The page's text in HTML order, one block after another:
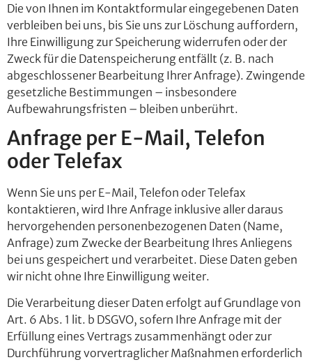
Die von Ihnen im Kontaktformular eingegebenen Daten
verbleiben bei uns, bis Sie uns zur Löschung auffordern,
Ihre Einwilligung zur Speicherung widerrufen oder der
Zweck für die Datenspeicherung entfällt (z. B. nach
abgeschlossener Bearbeitung Ihrer Anfrage). Zwingende
gesetzliche Bestimmungen – insbesondere
Aufbewahrungsfristen – bleiben unberührt.
Anfrage per E-Mail, Telefon
oder Telefax
Wenn Sie uns per E-Mail, Telefon oder Telefax
kontaktieren, wird Ihre Anfrage inklusive aller daraus
hervorgehenden personenbezogenen Daten (Name,
Anfrage) zum Zwecke der Bearbeitung Ihres Anliegens
bei uns gespeichert und verarbeitet. Diese Daten geben
wir nicht ohne Ihre Einwilligung weiter.
Die Verarbeitung dieser Daten erfolgt auf Grundlage von
Art. 6 Abs. 1 lit. b DSGVO, sofern Ihre Anfrage mit der
Erfüllung eines Vertrags zusammenhängt oder zur
Durchführung vorvertraglicher Maßnahmen erforderlich